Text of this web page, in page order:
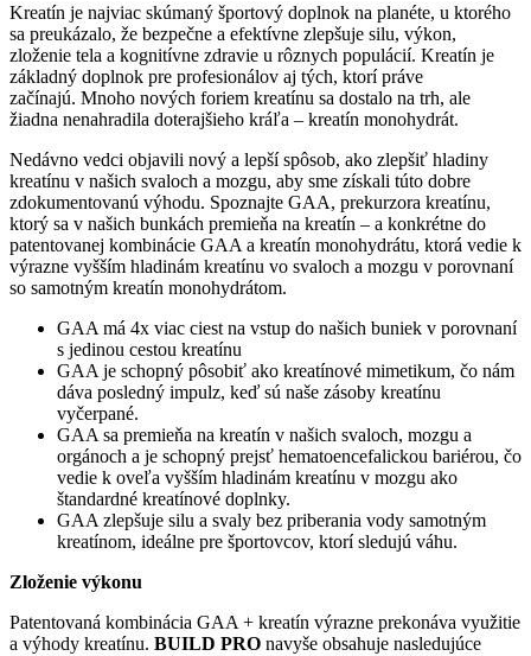
Kreatín je najviac skúmaný športový doplnok na planéte, u ktorého
sa preukázalo, že bezpečne a efektívne zlepšuje silu, výkon,
zloženie tela a kognitívne zdravie u rôznych populácií. Kreatín je
základný doplnok pre profesionálov aj tých, ktorí práve
začínajú. Mnoho nových foriem kreatínu sa dostalo na trh, ale
žiadna nenahradila doterajšieho kráľa – kreatín monohydrát.
Nedávno vedci objavili nový a lepší spôsob, ako zlepšiť hladiny
kreatínu v našich svaloch a mozgu, aby sme získali túto dobre
zdokumentovanú výhodu. Spoznajte GAA, prekurzora kreatínu,
ktorý sa v našich bunkách premieňa na kreatín – a konkrétne do
patentovanej kombinácie GAA a kreatín monohydrátu, ktorá vedie k
výrazne vyšším hladinám kreatínu vo svaloch a mozgu v porovnaní
so samotným kreatín monohydrátom.
GAA má 4x viac ciest na vstup do našich buniek v porovnaní
s jedinou cestou kreatínu
GAA je schopný pôsobiť ako kreatínové mimetikum, čo nám
dáva posledný impulz, keď sú naše zásoby kreatínu
vyčerpané.
GAA sa premieňa na kreatín v našich svaloch, mozgu a
orgánoch a je schopný prejsť hematoencefalickou bariérou, čo
vedie k oveľa vyšším hladinám kreatínu v mozgu ako
štandardné kreatínové doplnky.
GAA zlepšuje silu a svaly bez priberania vody samotným
kreatínom, ideálne pre športovcov, ktorí sledujú váhu.
Zloženie výkonu
Patentovaná kombinácia GAA + kreatín výrazne prekonáva využitie
a výhody kreatínu. BUILD PRO navyše obsahuje nasledujúce